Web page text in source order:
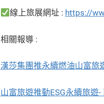
線上旅展網址 : https://
相關報導 :
漢莎集團推永續燃油山富旅
山富旅遊推動ESG永續旅遊